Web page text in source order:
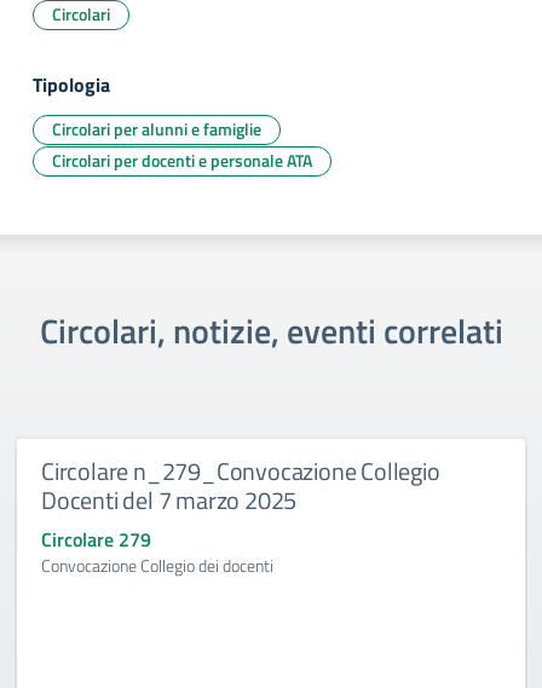
Circolari
Tipologia
Circolari per alunni e famiglie
Circolari per docenti e personale ATA
Circolari, notizie, eventi correlati
Circolare n_279_Convocazione Collegio
Docenti del 7 marzo 2025
Circolare 279
Convocazione Collegio dei docenti